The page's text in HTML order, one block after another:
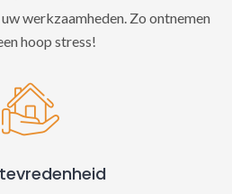
werkzaamheden. Zo ontnemen
hoop stress!
tevredenheid